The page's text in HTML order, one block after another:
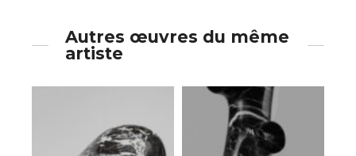
Autres œuvres du même
artiste